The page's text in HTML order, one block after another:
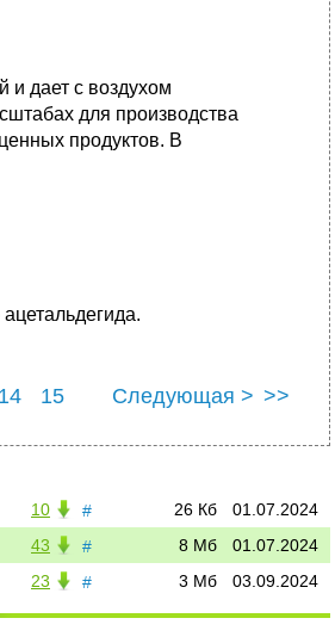
и дает с воздухом
для производства
продуктов. В
14
15
Следующая > >>
# 01.07.2024
26 Кб
10
#
01.07.2024
8 Мб
43
#
03.09.2024
3 Мб
23